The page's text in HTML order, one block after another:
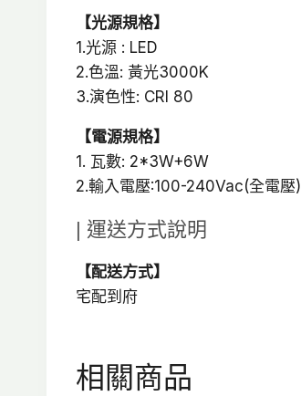
【光源規格】
1.光源 : LED
2.色溫: 黃光3000K
3.演色性: CRI 80
【電源規格】
1. 瓦數: 2*3W+6W
2.輸入電壓:100-240Vac(全電壓)
| 運送方式說明
【配送方式】
宅配到府
相關商品